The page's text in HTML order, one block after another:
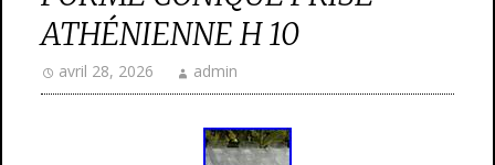
ATHÉNIENNE H 10
avril 28, 2026 admin